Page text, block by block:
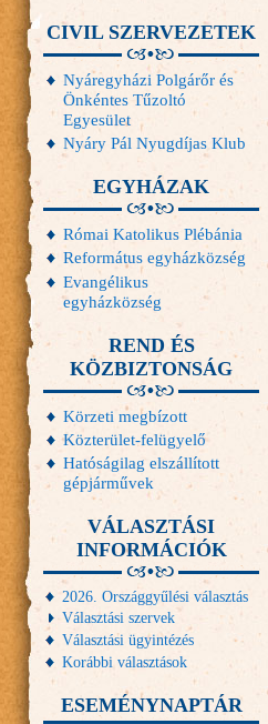
CIVIL SZERVEZETEK
Nyáregyházi Polgárőr és
Önkéntes Tűzoltó
Egyesület
Nyáry Pál Nyugdíjas Klub
EGYHÁZAK
Római Katolikus Plébánia
Református egyházközség
Evangélikus
egyházközség
REND ÉS
KÖZBIZTONSÁG
Körzeti megbízott
Közterület-felügyelő
Hatóságilag elszállított
gépjárművek
VÁLASZTÁSI
INFORMÁCIÓK
2026. Országgyűlési választás
Választási szervek
Választási ügyintézés
Korábbi választások
ESEMÉNYNAPTÁR